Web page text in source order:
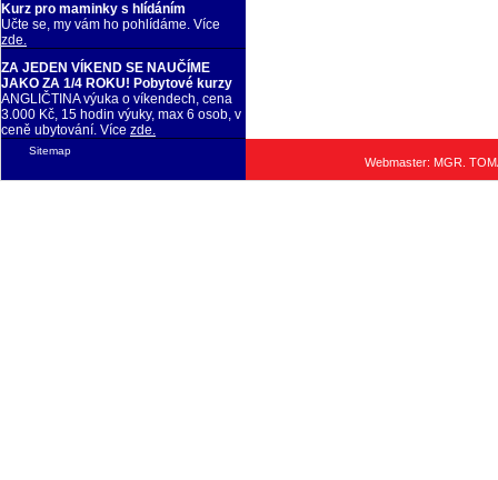
Kurz pro maminky s hlídáním
Učte se, my vám ho pohlídáme. Více
zde.
ZA JEDEN VÍKEND SE NAUČÍME
JAKO ZA 1/4 ROKU! Pobytové kurzy
ANGLIČTINA výuka o víkendech, cena
3.000 Kč, 15 hodin výuky, max 6 osob, v
ceně ubytování. Více zde.
Webmaster: MGR.
Sitemap